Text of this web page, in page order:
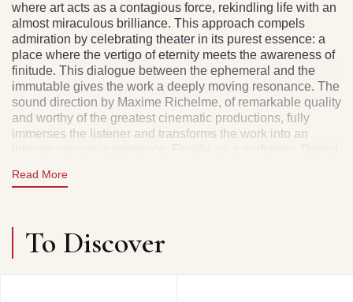
where art acts as a contagious force, rekindling life with an
almost miraculous brilliance. This approach compels
admiration by celebrating theater in its purest essence: a
place where the vertigo of eternity meets the awareness of
finitude. This dialogue between the ephemeral and the
immutable gives the work a deeply moving resonance. The
sound direction by Maxime Richelme, of remarkable quality
and worthy of the greatest cinematic productions, fully
immerses the listener and transforms the work into an
rare intensity all the figures of the play. He delivers here a
Claude COLOMBINI FRÉMEAUX
Read More
To Discover